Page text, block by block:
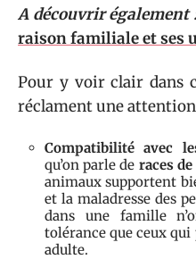
A découvrir également
raison familiale et ses
Pour y voir clair dans
réclament une
Compatibilité avec
qu’on parle de races
animaux supportent
et la maladresse des
dans une famille
tolérance que ceux
adulte.